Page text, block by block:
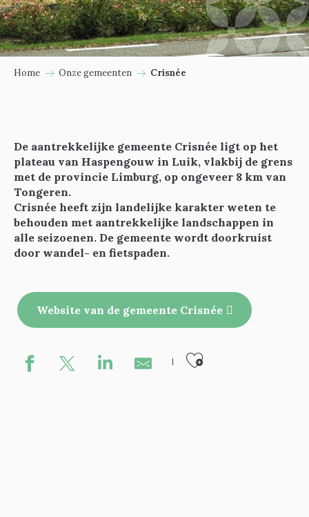
Home Onze gemeenten Crisnée
De aantrekkelijke gemeente Crisnée ligt op het
plateau van Haspengouw in Luik, vlakbij de grens
met de provincie Limburg, op ongeveer 8 km van
Tongeren.
Crisnée heeft zijn landelijke karakter weten te
behouden met aantrekkelijke landschappen in
alle seizoenen. De gemeente wordt doorkruist
door wandel- en fietspaden.
Website van de gemeente Crisnée
Ajouter